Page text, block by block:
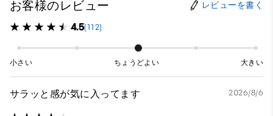
お客様のレビュー レビューを書く
4.5(112)
小さい ちょうどよい 大きい
サラッと感が気に入ってます 2026/8/6